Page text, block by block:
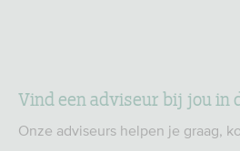
Vind een adviseur bij jou in
Onze adviseurs helpen je graag,